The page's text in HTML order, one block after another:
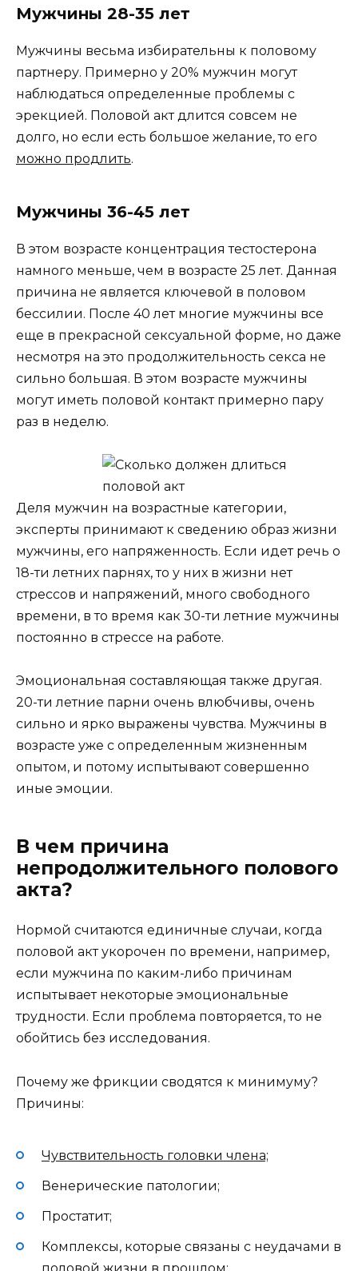
Мужчины 28-35 лет
Мужчины весьма избирательны к половому
партнеру. Примерно у 20% мужчин могут
наблюдаться определенные проблемы с
эрекцией. Половой акт длится совсем не
долго, но если есть большое желание, то его
можно продлить.
Мужчины 36-45 лет
В этом возрасте концентрация тестостерона
намного меньше, чем в возрасте 25 лет. Данная
причина не является ключевой в половом
бессилии. После 40 лет многие мужчины все
еще в прекрасной сексуальной форме, но даже
несмотря на это продолжительность секса не
сильно большая. В этом возрасте мужчины
могут иметь половой контакт примерно пару
раз в неделю.
Деля мужчин на возрастные категории,
эксперты принимают к сведению образ жизни
мужчины, его напряженность. Если идет речь о
18-ти летних парнях, то у них в жизни нет
стрессов и напряжений, много свободного
времени, в то время как 30-ти летние мужчины
постоянно в стрессе на работе.
Эмоциональная составляющая также другая.
20-ти летние парни очень влюбчивы, очень
сильно и ярко выражены чувства. Мужчины в
возрасте уже с определенным жизненным
опытом, и потому испытывают совершенно
иные эмоции.
В чем причина
непродолжительного полового
акта?
Нормой считаются единичные случаи, когда
половой акт укорочен по времени, например,
если мужчина по каким-либо причинам
испытывает некоторые эмоциональные
трудности. Если проблема повторяется, то не
обойтись без исследования.
Почему же фрикции сводятся к минимуму?
Причины:
Чувствительность головки члена;
Венерические патологии;
Простатит;
Комплексы, которые связаны с неудачами в